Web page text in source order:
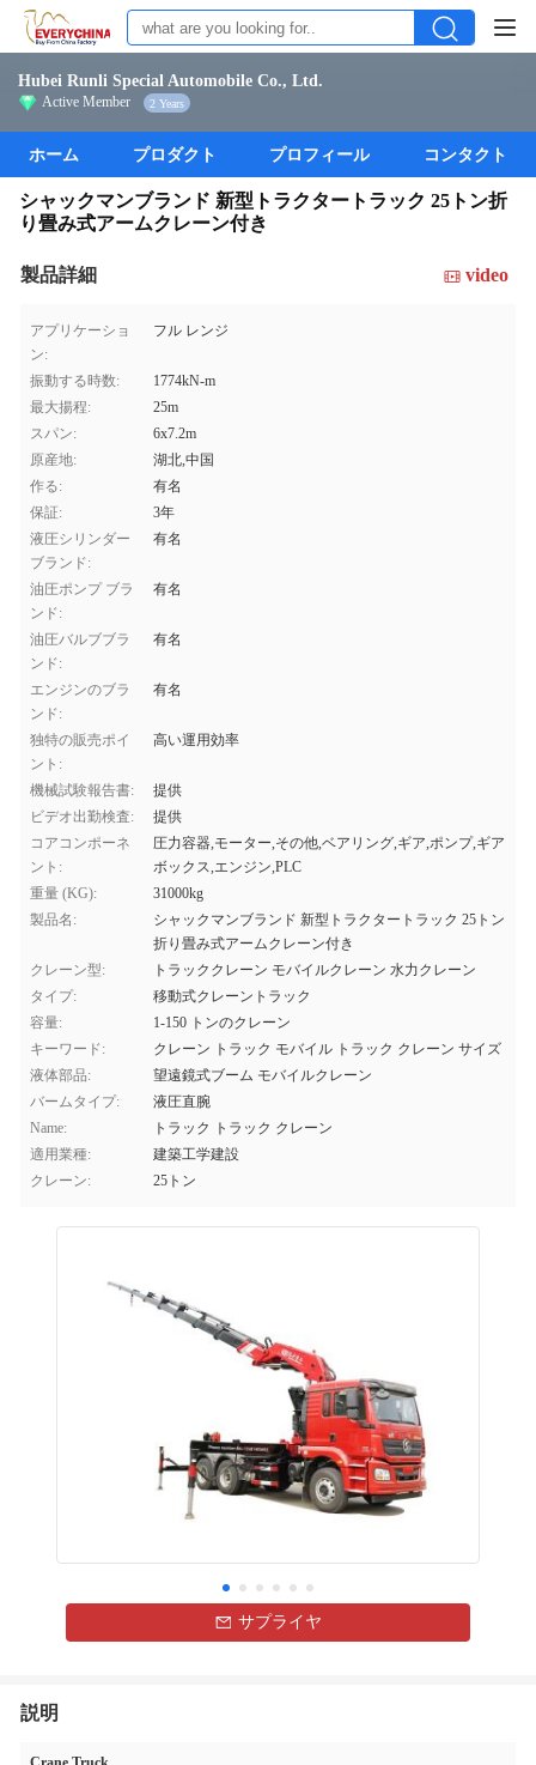
Hubei Runli Special Automobile Co., Ltd.
Active Member 2 Years
ホーム プロダクト プロフィール コンタクト
シャックマンブランド 新型トラクタートラック 25トン折
り畳み式アームクレーン付き
製品詳細 video
アプリケーショ
ン:
フル レンジ
振動する時数:
1774kN-m
最大揚程:
25m
スパン:
6x7.2m
原産地:
湖北,中国
作る:
有名
保証:
3年
液圧シリンダー
ブランド:
有名
油圧ポンプ ブラ
ンド:
有名
油圧バルブブラ
ンド:
有名
エンジンのブラ
ンド:
有名
独特の販売ポイ
ント:
高い運用効率
機械試験報告書:
提供
ビデオ出勤検査:
提供
コアコンポーネ
ント:
圧力容器,モーター,その他,ベアリング,ギア,ポンプ,ギア
ボックス,エンジン,PLC
重量 (KG):
31000kg
製品名:
シャックマンブランド 新型トラクタートラック 25トン
折り畳み式アームクレーン付き
クレーン型:
トラッククレーン モバイルクレーン 水力クレーン
タイプ:
移動式クレーントラック
容量:
1-150 トンのクレーン
キーワード:
クレーン トラック モバイル トラック クレーン サイズ
液体部品:
望遠鏡式ブーム モバイルクレーン
バームタイプ:
液圧直腕
Name:
トラック トラック クレーン
適用業種:
建築工学建設
クレーン:
25トン
サプライヤ
説明